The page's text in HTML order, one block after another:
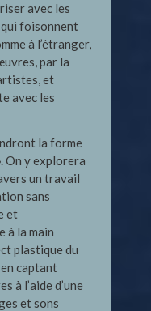
avec les
foisonnent
à l’étranger,
par la
et
avec les
la forme
On y explorera
un travail
sans
et
à la main
plastique du
en captant
à l’aide d’une
et sons